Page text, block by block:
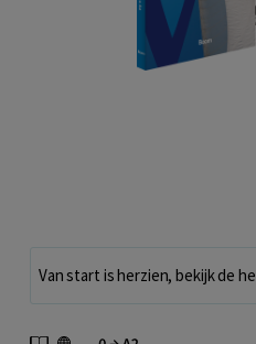
Van start is herzien, bekijk de